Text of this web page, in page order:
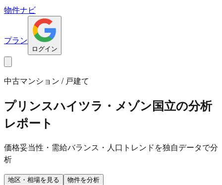
物件ナビ
プラン
ログイン
中古マンション / 戸建て
プリンスハイツラ・メゾン国立の分析
レポート
価格妥当性・需給バランス・人口トレンドを独自データで分
析
地区・相場を見る 物件を分析